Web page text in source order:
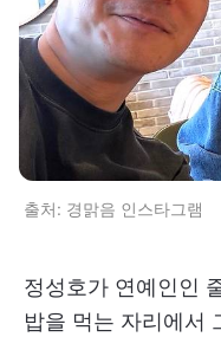
출처: 경맑음 인스타그램
정성호가 연예인인
밥을 먹는 자리에서